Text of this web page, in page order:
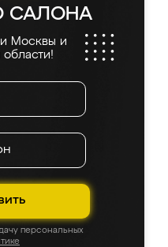
САЛОНА
Москвы и
персональных